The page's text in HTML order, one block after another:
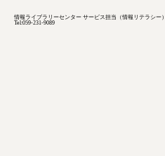
情報ライブラリーセンター サービス担当（情報リテラシ
Tel:059-231-9089